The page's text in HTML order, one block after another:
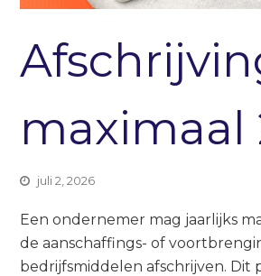
maximaal
juli 2, 2026
Een ondernemer mag jaarlijks
de aanschaffings- of
bedrijfsmiddelen afschrijven. Dit